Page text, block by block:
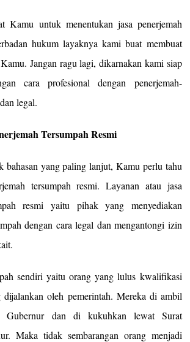
Kamu untuk menentukan jasa penerjemah
hukum layaknya kami buat membuat
Jangan ragu lagi, dikarnakan kami siap
cara profesional dengan penerjemah-
legal.
Tersumpah Resmi
bahasan yang paling lanjut, Kamu perlu tahu
tersumpah resmi. Layanan atau jasa
resmi yaitu pihak yang menyediakan
dengan cara legal dan mengantongi izin
sendiri yaitu orang yang lulus kwalifikasi
dijalankan oleh pemerintah. Mereka di ambil
Gubernur dan di kukuhkan lewat Surat
Maka tidak sembarangan orang menjadi